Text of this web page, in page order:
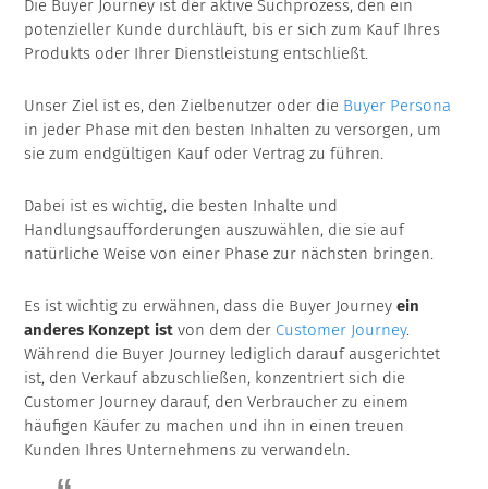
Die Buyer Journey ist der aktive Suchprozess, den ein
potenzieller Kunde durchläuft, bis er sich zum Kauf Ihres
Produkts oder Ihrer Dienstleistung entschließt.
Unser Ziel ist es, den Zielbenutzer oder die Buyer Persona
in jeder Phase mit den besten Inhalten zu versorgen, um
sie zum endgültigen Kauf oder Vertrag zu führen.
Dabei ist es wichtig, die besten Inhalte und
Handlungsaufforderungen auszuwählen, die sie auf
natürliche Weise von einer Phase zur nächsten bringen.
Es ist wichtig zu erwähnen, dass die Buyer Journeyein
anderes Konzept ist von dem der Customer Journey.
Während die Buyer Journey lediglich darauf ausgerichtet
ist, den Verkauf abzuschließen, konzentriert sich die
Customer Journey darauf, den Verbraucher zu einem
häufigen Käufer zu machen und ihn in einen treuen
Kunden Ihres Unternehmens zu verwandeln.